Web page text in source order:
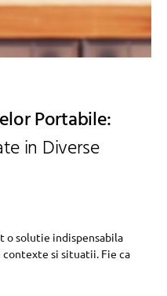
Portabile:
in Diverse
o solutie indispensabila
si situatii. Fie ca